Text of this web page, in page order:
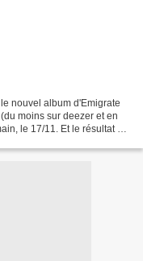
nouvel album d'Emigrate
moins sur deezer et en
le 17/11. Et le résultat est